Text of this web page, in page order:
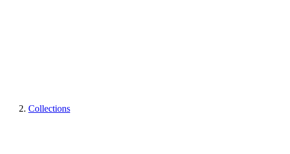
Collections